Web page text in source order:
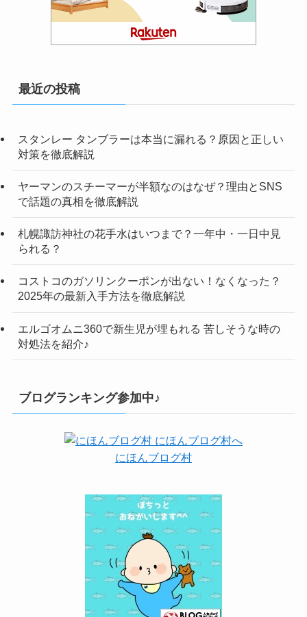
最近の投稿
スタンレー タンブラーは本当に漏れる？原因と正しい
対策を徹底解説
ヤーマンのスチーマーが半額なのはなぜ？理由とSNS
で話題の真相を徹底解説
札幌諏訪神社の花手水はいつまで？一年中・一日中見
られる？
コストコのガソリンクーポンが出ない！なくなった？
2025年の最新入手方法を徹底解説
エルゴオムニ360で新生児が埋もれる 苦しそうな時の
対処法を紹介♪
ブログランキング参加中♪
にほんブログ村